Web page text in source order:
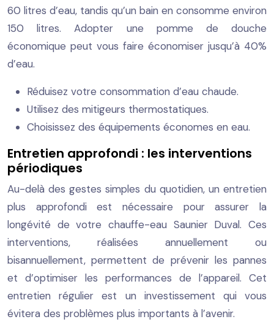
60 litres d’eau, tandis qu’un bain en consomme environ
150 litres. Adopter une pomme de douche
économique peut vous faire économiser jusqu’à 40%
d’eau.
Réduisez votre consommation d’eau chaude.
Utilisez des mitigeurs thermostatiques.
Choisissez des équipements économes en eau.
Entretien approfondi : les interventions
périodiques
Au-delà des gestes simples du quotidien, un entretien
plus approfondi est nécessaire pour assurer la
longévité de votre chauffe-eau Saunier Duval. Ces
interventions, réalisées annuellement ou
bisannuellement, permettent de prévenir les pannes
et d’optimiser les performances de l’appareil. Cet
entretien régulier est un investissement qui vous
évitera des problèmes plus importants à l’avenir.